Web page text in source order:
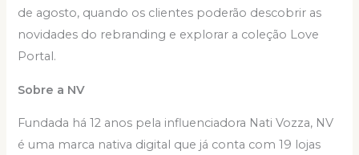
de agosto, quando os clientes poderão descobrir as
novidades do rebranding e explorar a coleção Love
Portal.
Sobre a NV
Fundada há 12 anos pela influenciadora Nati Vozza, NV
é uma marca nativa digital que já conta com 19 lojas